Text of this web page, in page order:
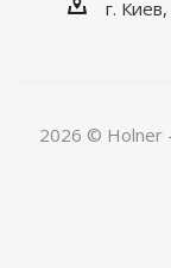
г.
2026 © Holner